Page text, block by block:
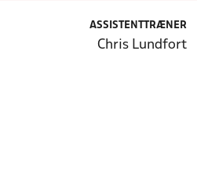
ASSISTENTTRÆNER
Chris Lundfort